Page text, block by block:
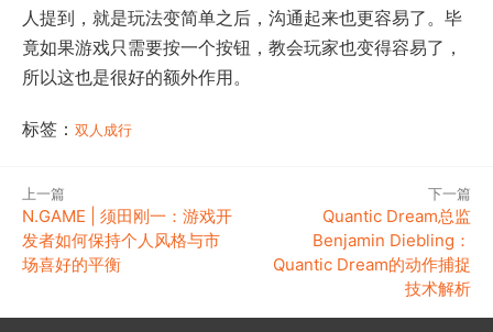
人提到，就是玩法变简单之后，沟通起来也更容易了。毕
竟如果游戏只需要按一个按钮，教会玩家也变得容易了，
所以这也是很好的额外作用。
标签： 双人成行
上一篇
N.GAME | 须田刚一：游戏开
发者如何保持个人风格与市
场喜好的平衡
下一篇
Quantic Dream总监
Benjamin Diebling：
Quantic Dream的动作捕捉
技术解析